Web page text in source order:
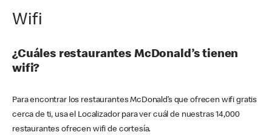
Wifi
¿Cuáles restaurantes McDonald’s tienen
wifi?
Para encontrar los restaurantes McDonald’s que ofrecen wifi gratis
cerca de ti, usa el Localizador para ver cuál de nuestras 14,000
restaurantes ofrecen wifi de cortesía.